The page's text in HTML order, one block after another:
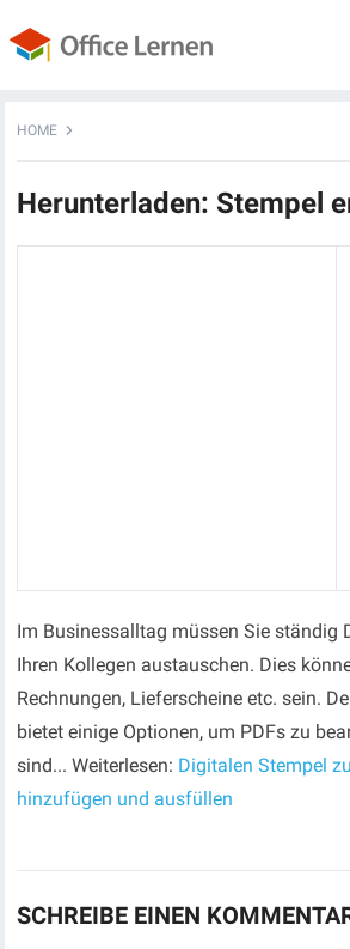
HOME
Herunterladen: Stempel
Im Businessalltag müssen Sie ständig
Ihren Kollegen austauschen. Dies
Rechnungen, Lieferscheine etc. sein.
bietet einige Optionen, um PDFs zu
sind... Weiterlesen: Digitalen Stempel
hinzufügen und ausfüllen
SCHREIBE EINEN